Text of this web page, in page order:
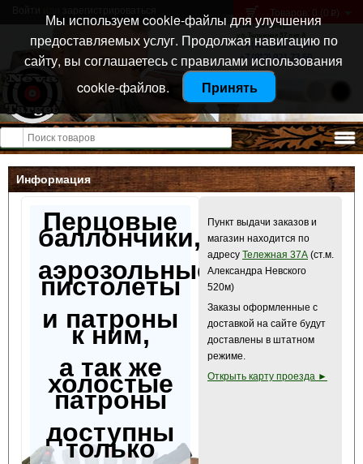
Санкт-Петербург
ул. Тележная 37 лит А
+7 (911) 021-04-08
+7 (812) 921-73-50
Товаров: 0 (0 p )
Открыть меню
Информация
Перцовые
баллончики,
аэрозольные
пистолеты
и патроны
к ним,
а так же
холостые
патроны
доступны
только
Пункт выдачи заказов и
магазин находится по
адресу Тележная 37А (ст.м.
Александра Невского
520м)
Заказы оформленные с
доставкой на сайте будут
доставлены в штатном
режиме.
Открыть карту проезда ►
Мы используем cookie-файлы для улучшения
предоставляемых услуг. Продолжая навигацию по
сайту, вы соглашаетесь с правилами использования
cookie-файлов.
Принять